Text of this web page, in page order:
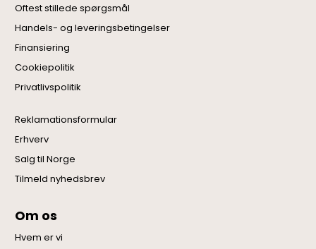
Oftest stillede spørgsmål
Handels- og leveringsbetingelser
Finansiering
Cookiepolitik
Privatlivspolitik
Reklamationsformular
Erhverv
Salg til Norge
Tilmeld nyhedsbrev
Om os
Hvem er vi